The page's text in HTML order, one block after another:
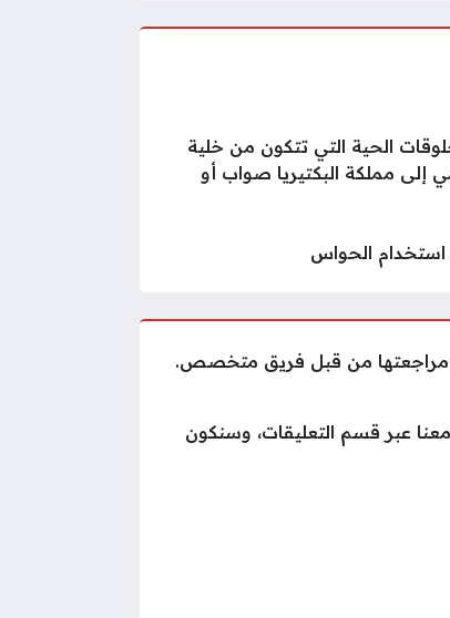
الحية التي تتكون من خلية
إلى مملكة البكتيريا صواب أو
الحواس
مراجعتها من قبل فريق متخصص.
عبر قسم التعليقات، وسنكون